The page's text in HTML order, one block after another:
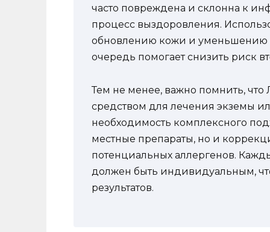
часто повреждена и склонна к
процесс выздоровления.
обновлению кожи и уменьшению
очередь помогает снизить риск
Тем не менее, важно помнить,
средством для лечения экземы
необходимость комплексного
местные препараты, но и
потенциальных аллергенов.
должен быть индивидуальным,
результатов.